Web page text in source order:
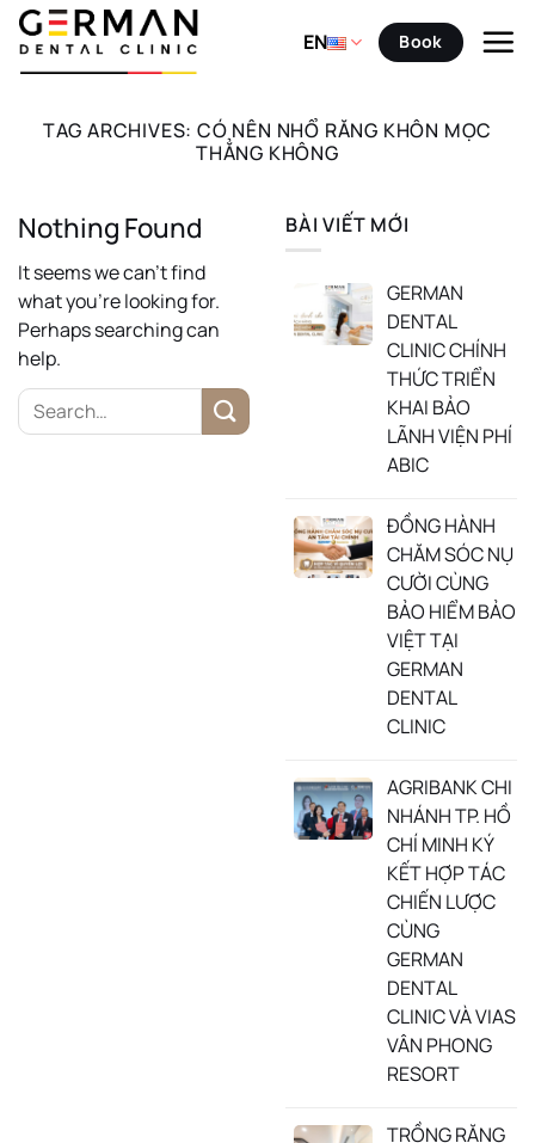
Skip
content
EN Book
TAG ARCHIVES: CÓ NÊN NHỔ RĂNG KHÔN MỌC
THẲNG KHÔNG
Nothing Found
It seems we can’t find
what you’re looking for.
Perhaps searching can
help.
BÀI VIẾT MỚI
GERMAN
DENTAL
CLINIC CHÍNH
THỨC TRIỂN
KHAI BẢO
LÃNH VIỆN PHÍ
ABIC
ĐỒNG HÀNH
CHĂM SÓC NỤ
CƯỜI CÙNG
BẢO HIỂM BẢO
VIỆT TẠI
GERMAN
DENTAL
CLINIC
AGRIBANK CHI
NHÁNH TP. HỒ
CHÍ MINH KÝ
KẾT HỢP TÁC
CHIẾN LƯỢC
CÙNG
GERMAN
DENTAL
CLINIC VÀ VIAS
VÂN PHONG
RESORT
TRỒNG RĂNG